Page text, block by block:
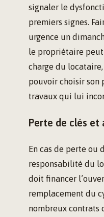
signaler le
premiers signes.
urgence un
le propriétaire
charge du
pouvoir choisir son
travaux qui lui
Perte de clés et
En cas de perte ou
responsabilité du
doit financer
remplacement du
nombreux contrats